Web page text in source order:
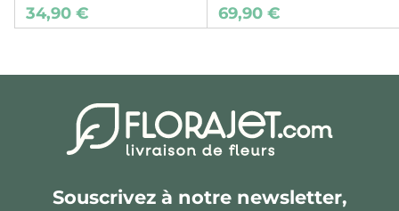
34,90 € 69,90 €
Souscrivez à notre newsletter,